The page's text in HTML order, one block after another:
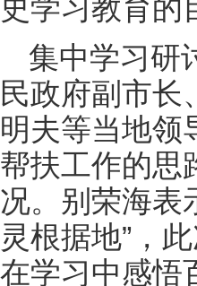
史学习教育的
集中学习研
民政府副市长
明夫等当地领
帮扶工作的思
况。别荣海表
灵根据地”，
在学习中感悟